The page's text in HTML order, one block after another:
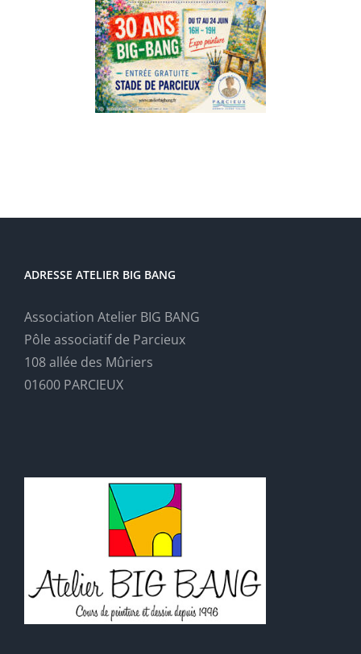
ADRESSE ATELIER BIG BANG
Association Atelier BIG BANG
Pôle associatif de Parcieux
108 allée des Mûriers
01600 PARCIEUX